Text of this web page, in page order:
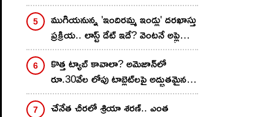
ఉందంటే..?
ముగియనున్న 'ఇందిరమ్మ ఇండ్లు' దరఖాస్తు
ప్రక్రియ.. లాస్ట్ డేట్ ఇదే? వెంటనే అప్లై
చేసుకోండి ఇలా!
కొత్త ట్యాబ్ కావాలా? అమెజాన్‌లో
రూ.30వేల లోపు టాబ్లెట్‌లపై అద్భుతమైన
డీల్స్.. మీ ఫేవరెట్ ఇదేనా?
చేనేత చీర‌లో శ్రియా శ‌ర‌ణ్‌.. ఎంత